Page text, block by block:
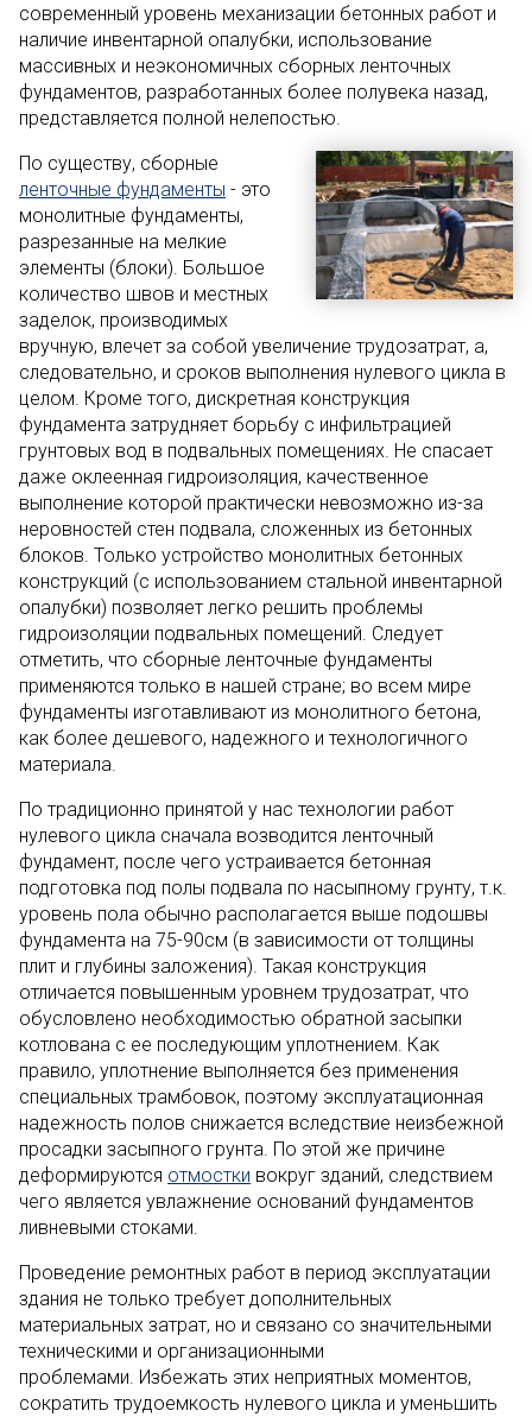
современный уровень механизации бетонных работ и
наличие инвентарной опалубки, использование
массивных и неэкономичных сборных ленточных
фундаментов, разработанных более полувека назад,
представляется полной нелепостью.
По существу, сборные
ленточные фундаменты - это
монолитные фундаменты,
разрезанные на мелкие
элементы (блоки). Большое
количество швов и местных
заделок, производимых
вручную, влечет за собой увеличение трудозатрат, а,
следовательно, и сроков выполнения нулевого цикла в
целом. Кроме того, дискретная конструкция
фундамента затрудняет борьбу с инфильтрацией
грунтовых вод в подвальных помещениях. Не спасает
даже оклеенная гидроизоляция, качественное
выполнение которой практически невозможно из-за
неровностей стен подвала, сложенных из бетонных
блоков. Только устройство монолитных бетонных
конструкций (с использованием стальной инвентарной
опалубки) позволяет легко решить проблемы
гидроизоляции подвальных помещений. Следует
отметить, что сборные ленточные фундаменты
применяются только в нашей стране; во всем мире
фундаменты изготавливают из монолитного бетона,
как более дешевого, надежного и технологичного
материала.
По традиционно принятой у нас технологии работ
нулевого цикла сначала возводится ленточный
фундамент, после чего устраивается бетонная
подготовка под полы подвала по насыпному грунту, т.к.
уровень пола обычно располагается выше подошвы
фундамента на 75-90см (в зависимости от толщины
плит и глубины заложения). Такая конструкция
отличается повышенным уровнем трудозатрат, что
обусловлено необходимостью обратной засыпки
котлована с ее последующим уплотнением. Как
правило, уплотнение выполняется без применения
специальных трамбовок, поэтому эксплуатационная
надежность полов снижается вследствие неизбежной
просадки засыпного грунта. По этой же причине
деформируются отмостки вокруг зданий, следствием
чего является увлажнение оснований фундаментов
ливневыми стоками.
Проведение ремонтных работ в период эксплуатации
здания не только требует дополнительных
материальных затрат, но и связано со значительными
техническими и организационными
проблемами. Избежать этих неприятных моментов,
сократить трудоемкость нулевого цикла и уменьшить